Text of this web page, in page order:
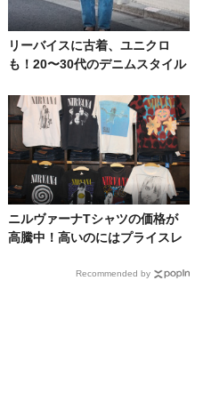
リーバイスに古着、ユニクロ
も！20〜30代のデニムスタイル
ニルヴァーナTシャツの価格が
高騰中！高いのにはプライスレ
Recommended by